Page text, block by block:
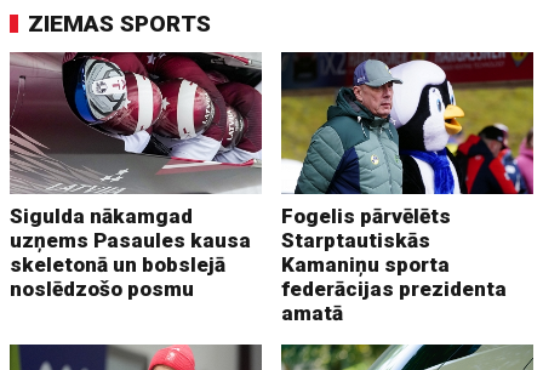
ZIEMAS SPORTS
Sigulda nākamgad
uzņems Pasaules kausa
skeletonā un bobslejā
noslēdzošo posmu
Fogelis pārvēlēts
Starptautiskās
Kamaniņu sporta
federācijas prezidenta
amatā